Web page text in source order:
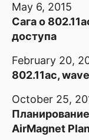
May 6, 2015
Сага о
доступа
February 20,
802.11ac,
October 25,
AirMagnet